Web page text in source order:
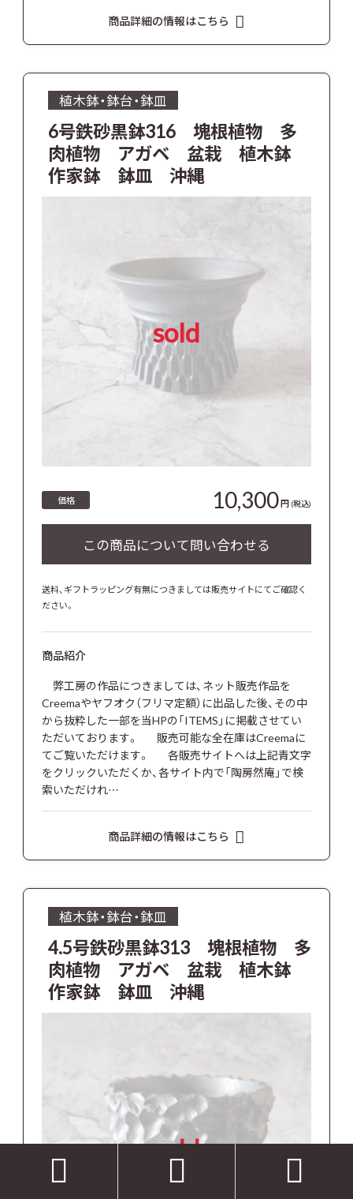
商品詳細の情報はこちら
植木鉢・鉢台・鉢皿
6号鉄砂黒鉢316 塊根植物 多
肉植物 アガベ 盆栽 植木鉢
作家鉢 鉢皿 沖縄
sold
価格 10,300円 (税込)
送料、ギフトラッピング有無につきましては販売サイトにてご確認く
ださい。
商品紹介
弊工房の作品につきましては、ネット販売作品を
Creemaやヤフオク（フリマ定額）に出品した後、その中
から抜粋した一部を当HPの「ITEMS」に掲載させてい
ただいております。 販売可能な全在庫はCreemaに
てご覧いただけます。 各販売サイトへは上記青文字
をクリックいただくか、各サイト内で「陶房然庵」で検
索いただけれ…
商品詳細の情報はこちら
植木鉢・鉢台・鉢皿
4.5号鉄砂黒鉢313 塊根植物 多
肉植物 アガベ 盆栽 植木鉢
作家鉢 鉢皿 沖縄
sold
  